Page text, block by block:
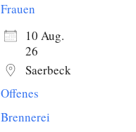
Frauen
10 Aug.
26
Saerbeck
Offenes
Brennerei